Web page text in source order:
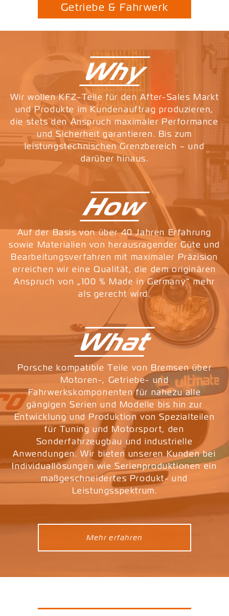
Getriebe & Fahrwerk
Why
Wir wollen KFZ-Teile für den After-Sales Markt
und Produkte im Kundenauftrag produzieren,
die stets den Anspruch maximaler Performance
und Sicherheit garantieren. Bis zum
leistungstechnischen Grenzbereich – und
darüber hinaus.
How
Auf der Basis von über 40 Jahren Erfahrung
sowie Materialien von herausragender Güte und
Bearbeitungsverfahren mit maximaler Präzision
erreichen wir eine Qualität, die dem originären
Anspruch von „100 % Made in Germany“ mehr
als gerecht wird.
What
Porsche kompatible Teile von Bremsen über
Motoren-, Getriebe- und
Fahrwerkskomponenten für nahezu alle
gängigen Serien und Modelle bis hin zur
Entwicklung und Produktion von Spezialteilen
für Tuning und Motorsport, den
Sonderfahrzeugbau und industrielle
Anwendungen. Wir bieten unseren Kunden bei
Individuallösungen wie Serienproduktionen ein
maßgeschneidertes Produkt- und
Leistungsspektrum.
Mehr erfahren